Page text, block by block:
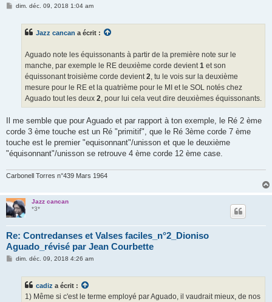
Mdim. déc. 09, 2018 1:04 am
Jazz cancan a écrit :
Aguado note les équissonants à partir de la première note sur le
manche, par exemple le RE deuxième corde devient1 et son
équissonant troisième corde devient2, tu le vois sur la deuxième
mesure pour le RE et la quatrième pour le MI et le SOL notés chez
Aguado tout les deux 2, pour lui cela veut dire deuxièmes équissonants.
Il me semble que pour Aguado et par rapport à ton exemple, le Ré 2 ème
corde 3 ème touche est un Ré "primitif", que le Ré 3ème corde 7 ème
touche est le premier "equisonnant"/unisson et que le deuxième
"équisonnant"/unisson se retrouve 4 ème corde 12 ème case.
Carbonell Torres n°439 Mars 1964
Jazz cancan
*3*
Re: Contredanses et Valses faciles_n°2_Dioniso
Aguado_révisé par Jean Courbette
Mdim. déc. 09, 2018 4:26 am
cadiz a écrit :
1) Même si c'est le terme employé par Aguado, il vaudrait mieux, de nos